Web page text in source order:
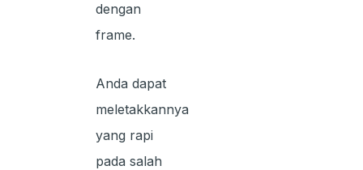
dengan
frame.
Anda dapat
meletakkannya
yang rapi
pada salah